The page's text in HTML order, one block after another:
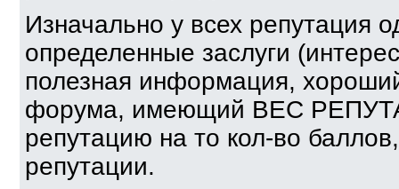
Изначально у всех репутация
определенные заслуги
полезная информация,
форума, имеющий ВЕС
репутацию на то кол-во
репутации.